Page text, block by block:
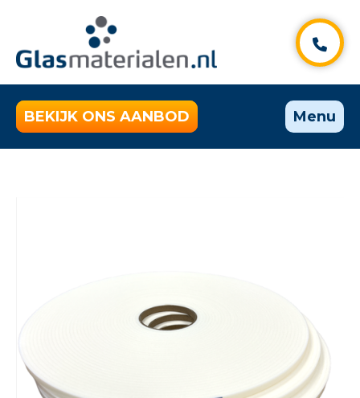
BEKIJK ONS AANBOD Menu